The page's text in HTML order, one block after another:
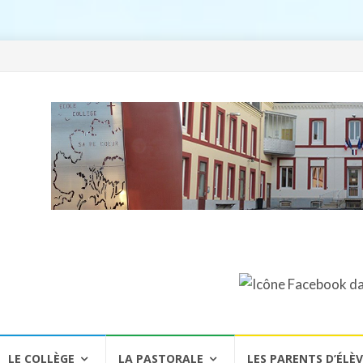
LE COLLÈGE LA PASTORALE LES PARENTS